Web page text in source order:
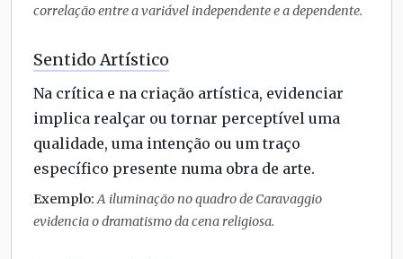
correlação entre a variável independente e a dependente.
Sentido Artístico
Na crítica e na criação artística, evidenciar
implica realçar ou tornar perceptível uma
qualidade, uma intenção ou um traço
específico presente numa obra de arte.
Exemplo:A iluminação no quadro de Caravaggio
evidencia o dramatismo da cena religiosa.